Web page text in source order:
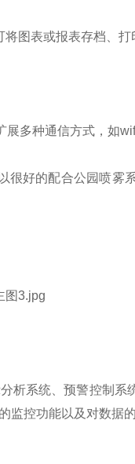
图表或报表存档、打
多种通信方式，如
好的配合公园喷
析系统、预警控制
控功能以及对数据